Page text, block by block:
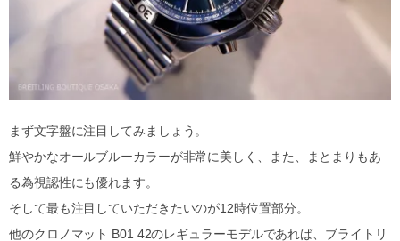
まず文字盤に注目してみましょう。
鮮やかなオールブルーカラーが非常に美しく、また、まとまりもあ
る為視認性にも優れます。
そして最も注目していただきたいのが12時位置部分。
他のクロノマット B01 42のレギュラーモデルであれば、ブライトリ